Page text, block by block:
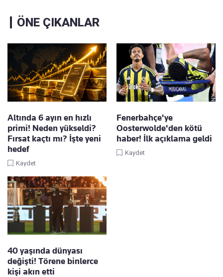
ÖNE ÇIKANLAR
Altında 6 ayın en hızlı
primi! Neden yükseldi?
Fırsat kaçtı mı? İşte yeni
hedef
Kaydet
Fenerbahçe'ye
Oosterwolde'den kötü
haber! İlk açıklama geldi
Kaydet
40 yaşında dünyası
değişti! Törene binlerce
kişi akın etti